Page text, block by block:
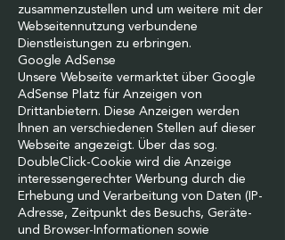
zusammenzustellen und um weitere mit der
Webseitennutzung verbundene
Dienstleistungen zu erbringen.
Google AdSense
Unsere Webseite vermarktet über Google
AdSense Platz für Anzeigen von
Drittanbietern. Diese Anzeigen werden
Ihnen an verschiedenen Stellen auf dieser
Webseite angezeigt. Über das sog.
DoubleClick-Cookie wird die Anzeige
interessengerechter Werbung durch die
Erhebung und Verarbeitung von Daten (IP-
Adresse, Zeitpunkt des Besuchs, Geräte-
und Browser-Informationen sowie